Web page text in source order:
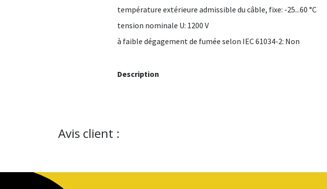
température extérieure admissible du câble, fixe: -25...60 °C
tension nominale U: 1200 V
à faible dégagement de fumée selon IEC 61034-2: Non
Description
Avis client :